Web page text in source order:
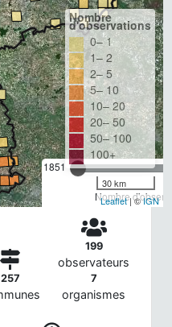
1851
Nombre
Nombre
d'observations
0– 1
1– 2
2– 5
5– 10
10– 20
20– 50
50– 100
100+
30 km
Leaflet| ©IGN
257
199
observateurs
7
organismes